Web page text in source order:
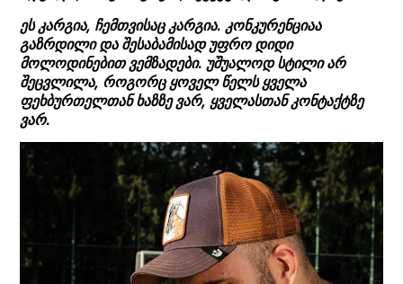
ეს კარგია, ჩემთვისაც კარგია. კონკურენციაა
გაზრდილი და შესაბამისად უფრო დიდი
მოლოდინებით ვემზადები. უშუალოდ სტილი არ
შეცვლილა, როგორც ყოველ წელს ყველა
ფეხბურთელთან ხაზზე ვარ, ყველასთან კონტაქტზე
ვარ.